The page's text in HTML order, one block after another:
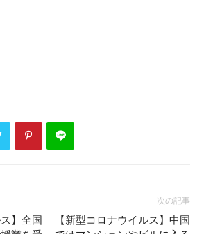
】全国
次の記事
【新型コロナウイルス】中国